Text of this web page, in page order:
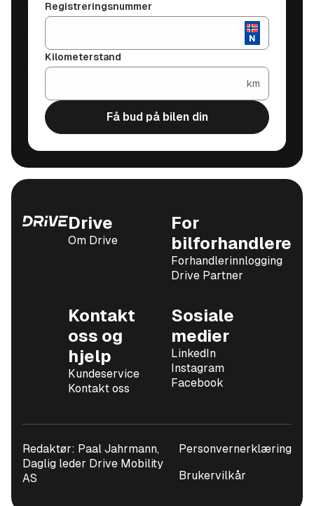
Registreringsnummer
Kilometerstand
km
Få bud på bilen din
Drive
Om Drive
For
bilforhandlere
Forhandlerinnlogging
Drive Partner
Kontakt
oss og
hjelp
Kundeservice
Kontakt oss
Sosiale
medier
LinkedIn
Instagram
Facebook
Redaktør: Paal Jahrmann,
Daglig leder Drive Mobility
AS
Personvernerklæring
Brukervilkår